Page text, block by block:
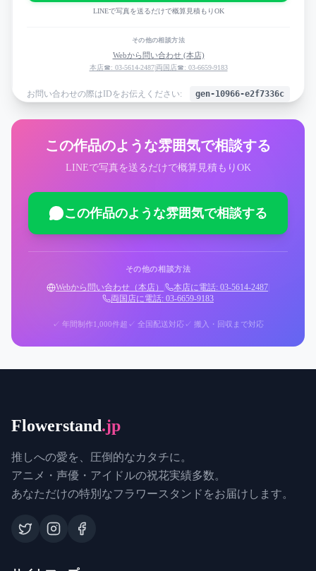
LINEで写真を送るだけで概算見積もりOK
その他の相談方法
Webから問い合わせ (本店)
本店☎: 03-5614-2487|両国店☎: 03-6659-9183
お問い合わせの際はIDをお伝えください: gen-10966-e2f7336c
この作品のような雰囲気で相談する
LINEで写真を送るだけで概算見積もりOK
この作品のような雰囲気で相談する
その他の相談方法
Webから問い合わせ（本店） 本店に電話: 03-5614-2487
両国店に電話: 03-6659-9183
✓ 年間制作1,000件超 ✓ 全国配送対応 ✓ 搬入・回収まで対応
Flowerstand.jp
推しへの愛を、圧倒的なカタチに。
アニメ・声優・アイドルの祝花実績多数。
あなただけの特別なフラワースタンドをお届けします。